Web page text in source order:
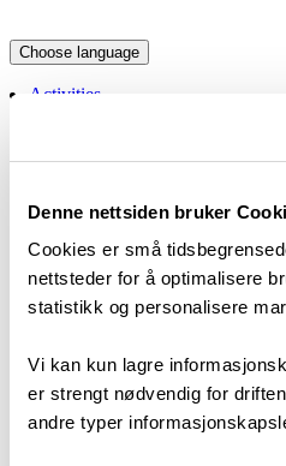
Denne nettsiden bruker
Cookies er små
nettsteder for å optimalisere
statistikk og personalisere
Vi kan kun lagre
er strengt nødvendig for
andre typer
Choose language
Activities
Your basket